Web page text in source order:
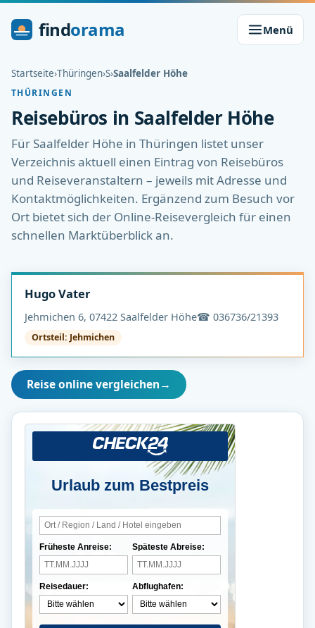
findorama Menü
Startseite›Thüringen›S›Saalfelder Höhe
THÜRINGEN
Reisebüros in Saalfelder Höhe
Für Saalfelder Höhe in Thüringen listet unser
Verzeichnis aktuell einen Eintrag von Reisebüros
und Reiseveranstaltern – jeweils mit Adresse und
Kontaktmöglichkeiten. Ergänzend zum Besuch vor
Ort bietet sich der Online-Reisevergleich für einen
schnellen Marktüberblick an.
Hugo Vater
Jehmichen 6, 07422 Saalfelder Höhe☎ 036736/21393
Ortsteil: Jehmichen
Reise online vergleichen→
Urlaub zum Bestpreis
Früheste Anreise:
Reisedauer:
Späteste Abreise:
Abflughafen: